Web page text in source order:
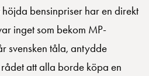
bensinpriser har en direkt
inget som bekom MP-
svensken tåla, antydde
att alla borde köpa en